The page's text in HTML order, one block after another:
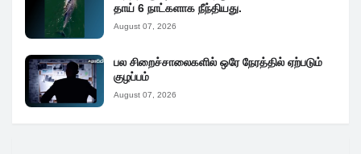
தாய் 6 நாட்களாக நீந்தியது.
August 07, 2026
பல சிறைச்சாலைகளில் ஒரே நேரத்தில் ஏற்படும்
குழப்பம்
August 07, 2026